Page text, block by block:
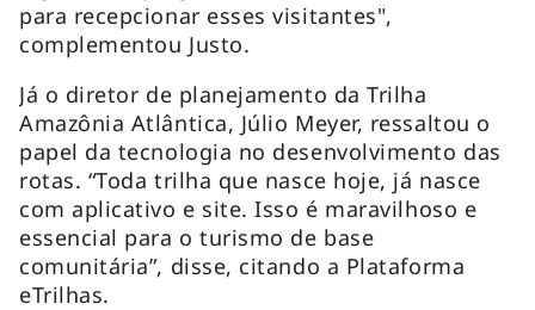
para recepcionar esses visitantes",
complementou Justo.
Já o diretor de planejamento da Trilha
Amazônia Atlântica, Júlio Meyer, ressaltou o
papel da tecnologia no desenvolvimento das
rotas. “Toda trilha que nasce hoje, já nasce
com aplicativo e site. Isso é maravilhoso e
essencial para o turismo de base
comunitária”, disse, citando a Plataforma
eTrilhas.